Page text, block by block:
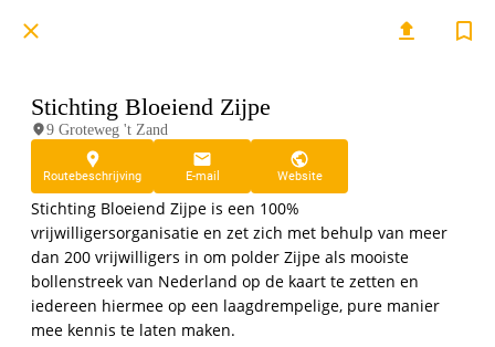
Stichting Bloeiend Zijpe
9 Groteweg 't Zand
Routebeschrijving E-mail Website
Stichting Bloeiend Zijpe is een 100%
vrijwilligersorganisatie en zet zich met behulp van meer
dan 200 vrijwilligers in om polder Zijpe als mooiste
bollenstreek van Nederland op de kaart te zetten en
iedereen hiermee op een laagdrempelige, pure manier
mee kennis te laten maken.